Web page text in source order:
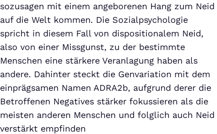
sozusagen mit einem angeborenen Hang zum Neid
auf die Welt kommen. Die Sozialpsychologie
spricht in diesem Fall von dispositionalem Neid,
also von einer Missgunst, zu der bestimmte
Menschen eine stärkere Veranlagung haben als
andere. Dahinter steckt die Genvariation mit dem
einprägsamen Namen ADRA2b, aufgrund derer die
Betroffenen Negatives stärker fokussieren als die
meisten anderen Menschen und folglich auch Neid
verstärkt empfinden